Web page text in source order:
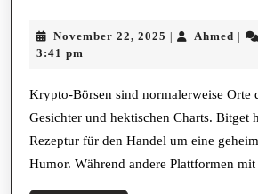
Krypto-
auf
trifft
November 22, 2025 November
Ahmed
3:41 pm
Krypto-Börsen sind normalerweise Orte
Gesichter und hektischen Charts. Bitget
Rezeptur für den Handel um eine
Humor. Während andere Plattformen